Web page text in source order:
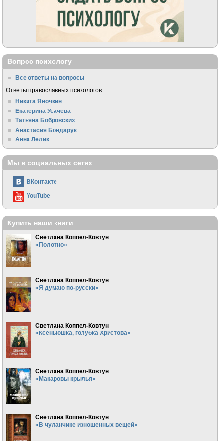
Вопрос психологу
Все ответы на вопросы
Ответы православных психологов:
Никита Яночкин
Екатерина Усачева
Татьяна Бобровских
Анастасия Бондарук
Анна Лелик
Мы в социальных сетях
ВКонтакте
YouTube
Купить наши книги
Светлана Коппел-Ковтун
«Полотно»
Светлана Коппел-Ковтун
«Я думаю по-русски»
Светлана Коппел-Ковтун
«Ксеньюшка, голубка Христова»
Светлана Коппел-Ковтун
«Макаровы крылья»
Светлана Коппел-Ковтун
«В чуланчике изношенных вещей»